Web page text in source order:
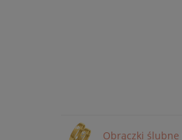
Obrączki ślubne